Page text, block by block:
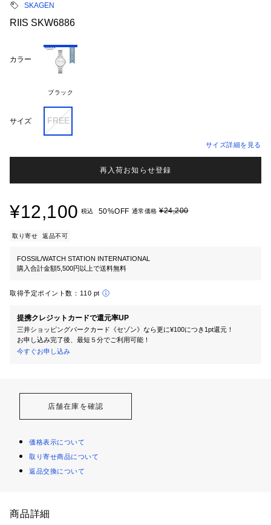
SKAGEN
RIIS SKW6886
カラー
ブラック
サイズ FREE
サイズ詳細を見る
再入荷お知らせ登録
¥12,100 税込 50%OFF 通常価格 ¥24,200
取り寄せ 返品不可
FOSSIL/WATCH STATION INTERNATIONAL
購入合計金額5,500円以上で送料無料
取得予定ポイント数： 110 pt
提携クレジットカードで還元率UP
三井ショッピングパークカード《セゾン》なら更に¥100につき1pt還元！
お申し込み完了後、最短５分でご利用可能！
今すぐお申し込み
店舗在庫を確認
価格表示について
取り寄せ商品について
返品交換について
商品詳細